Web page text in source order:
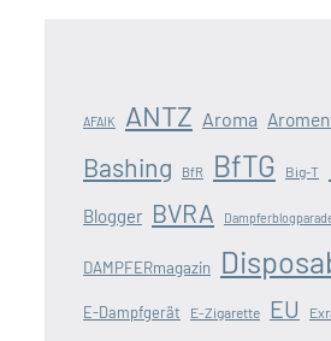
AFAIK ANTZ Aroma
Bashing BfR BfTG Big-T
Blogger BVRA
DAMPFERmagazin
E-Dampfgerät E-Zigarette EU